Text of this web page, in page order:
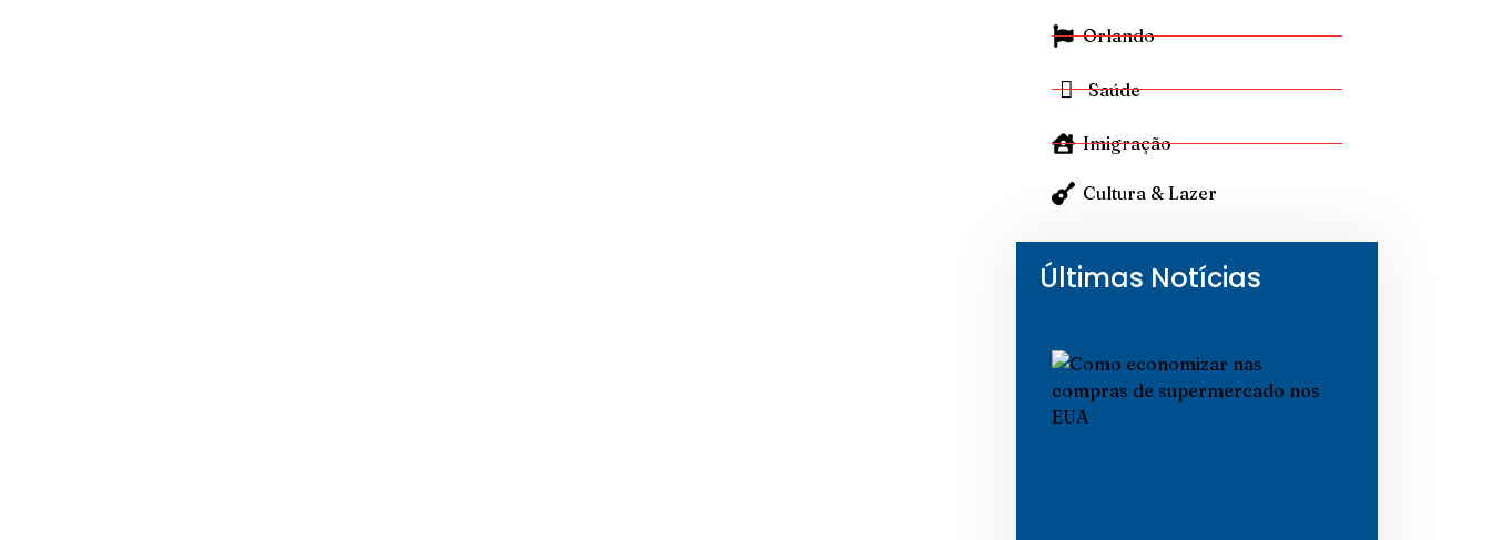
Orlando
Saúde
Imigração
Cultura & Lazer
Últimas Notícias